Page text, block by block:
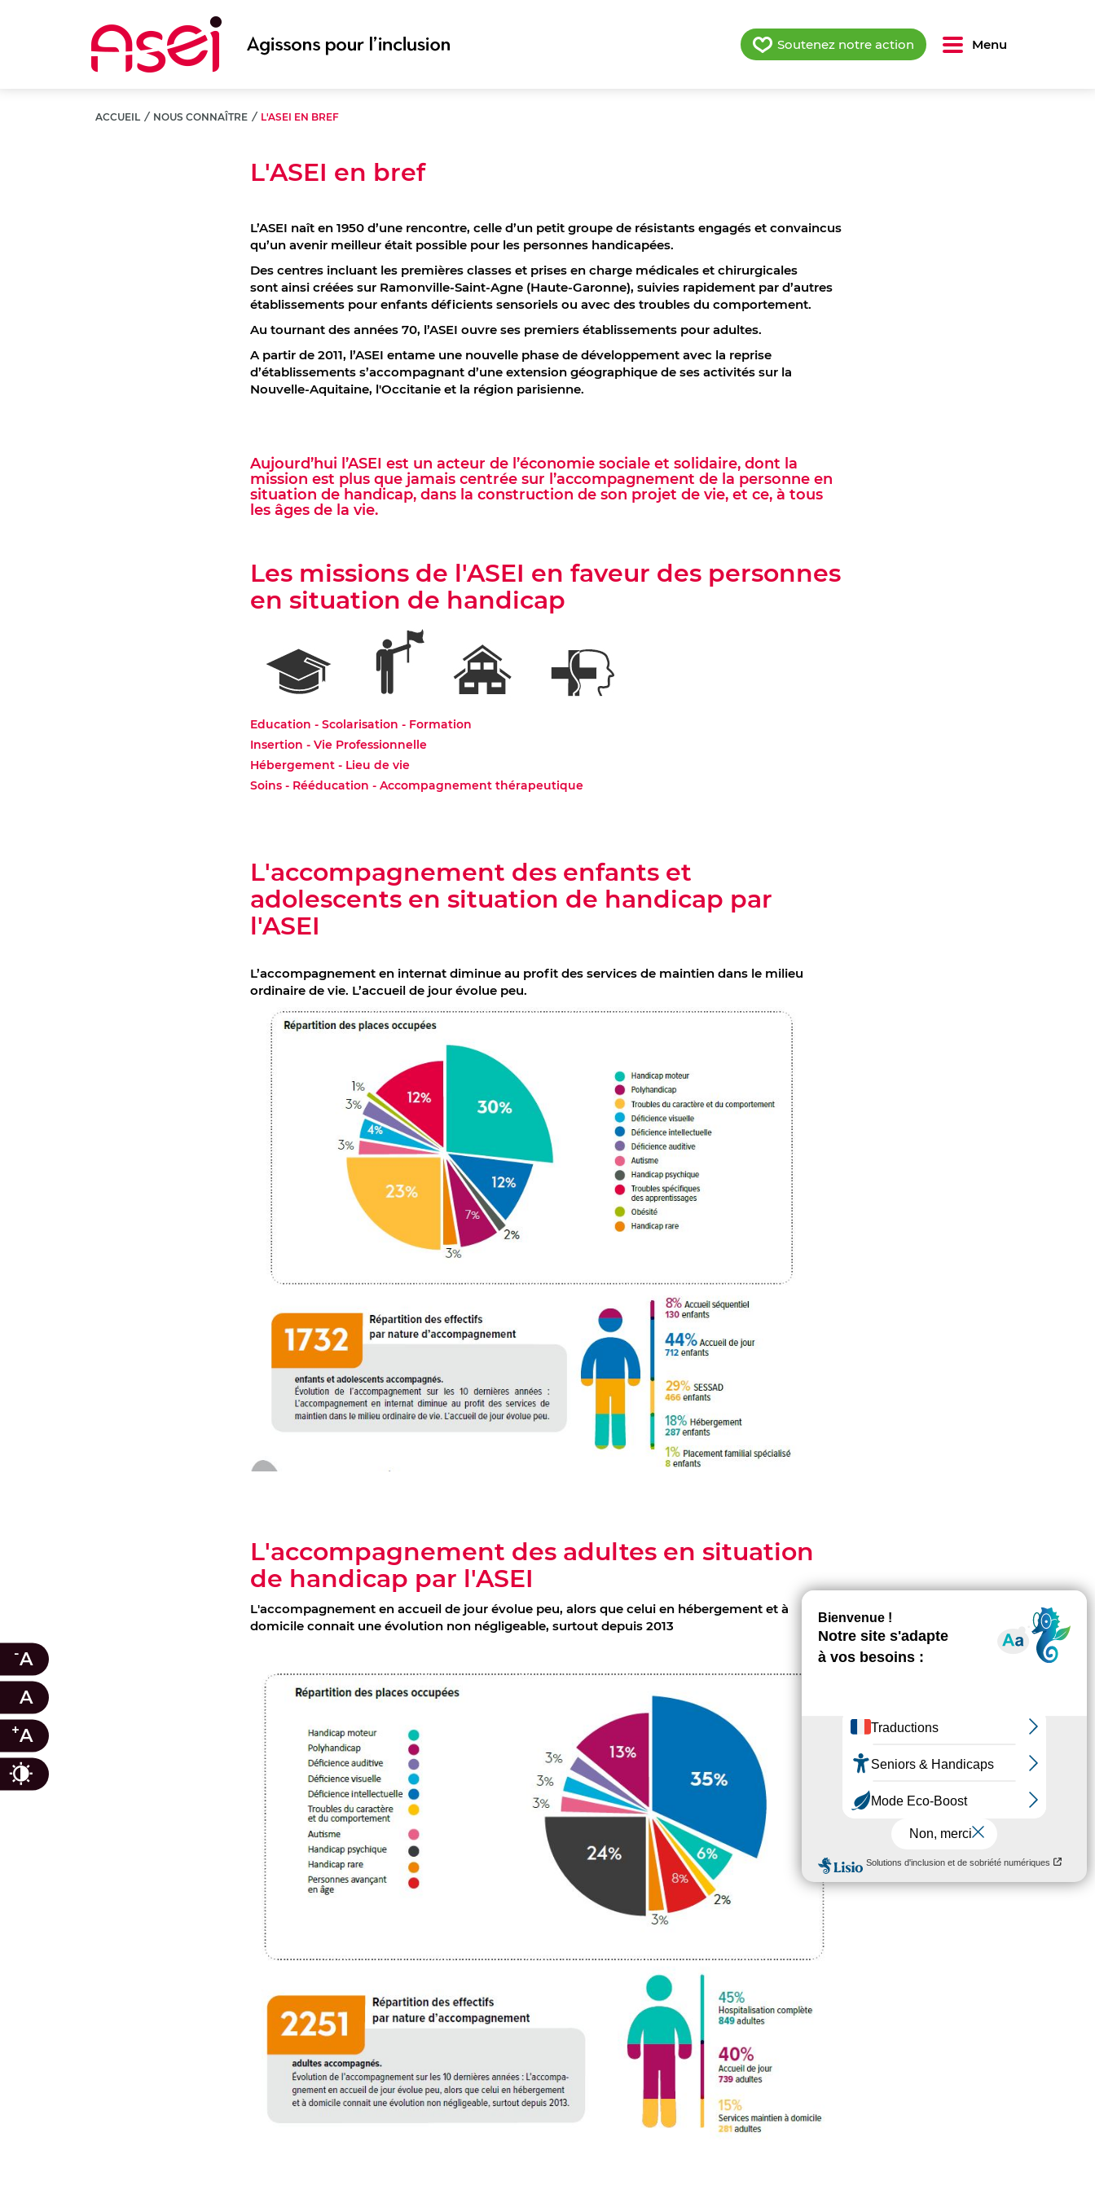
Soutenez notre action Menu
-A
A
+A
Contraste
ACCUEIL / NOUS CONNAÎTRE / L'ASEI EN BREF
L'ASEI en bref
L’ASEI naît en 1950 d’une rencontre, celle d’un petit groupe de résistants engagés et convaincus
qu’un avenir meilleur était possible pour les personnes handicapées.
Des centres incluant les premières classes et prises en charge médicales et chirurgicales
sont ainsi créées sur Ramonville-Saint-Agne (Haute-Garonne), suivies rapidement par d’autres
établissements pour enfants déficients sensoriels ou avec des troubles du comportement.
Au tournant des années 70, l’ASEI ouvre ses premiers établissements pour adultes.
A partir de 2011, l’ASEI entame une nouvelle phase de développement avec la reprise
d’établissements s’accompagnant d’une extension géographique de ses activités sur la
Nouvelle-Aquitaine, l'Occitanie et la région parisienne.
Aujourd’hui l’ASEI est un acteur de l’économie sociale et solidaire, dont la
mission est plus que jamais centrée sur l’accompagnement de la personne en
situation de handicap, dans la construction de son projet de vie, et ce, à tous
les âges de la vie.
Les missions de l'ASEI en faveur des personnes
en situation de handicap
Education - Scolarisation - Formation
Insertion - Vie Professionnelle
Hébergement - Lieu de vie
Soins - Rééducation - Accompagnement thérapeutique
L'accompagnement des enfants et
adolescents en situation de handicap par
l'ASEI
L’accompagnement en internat diminue au profit des services de maintien dans le milieu
ordinaire de vie. L’accueil de jour évolue peu.
L'accompagnement des adultes en situation
de handicap par l'ASEI
L'accompagnement en accueil de jour évolue peu, alors que celui en hébergement et à
domicile connait une évolution non négligeable, surtout depuis 2013